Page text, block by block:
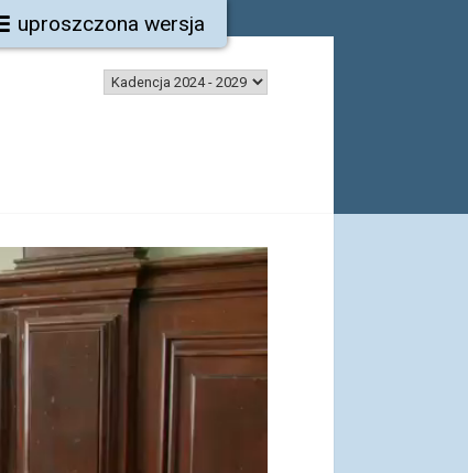
uproszczona wersja